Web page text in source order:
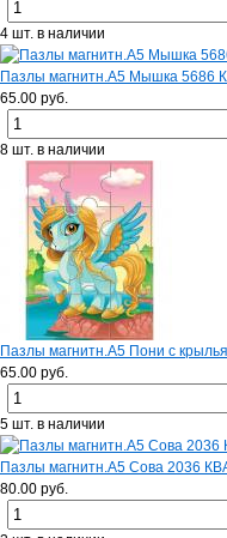
4 шт. в наличии
Пазлы магнитн.А5 Мышка 5686
65.00 руб.
8 шт. в наличии
Пазлы магнитн.А5 Пони с
65.00 руб.
5 шт. в наличии
Пазлы магнитн.А5 Сова 2036
80.00 руб.